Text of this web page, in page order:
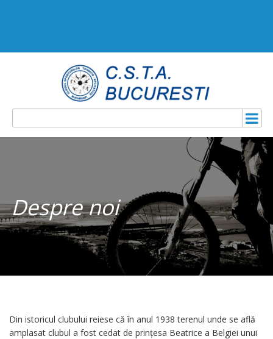
Despre noi
Din istoricul clubului reiese că în anul 1938 terenul unde se află
amplasat clubul a fost cedat de prințesa Beatrice a Belgiei unui